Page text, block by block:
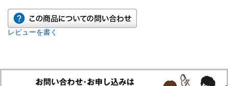
レビューを書く